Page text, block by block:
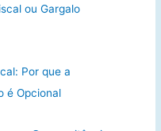
ou Gargalo
Por que a
é Opcional